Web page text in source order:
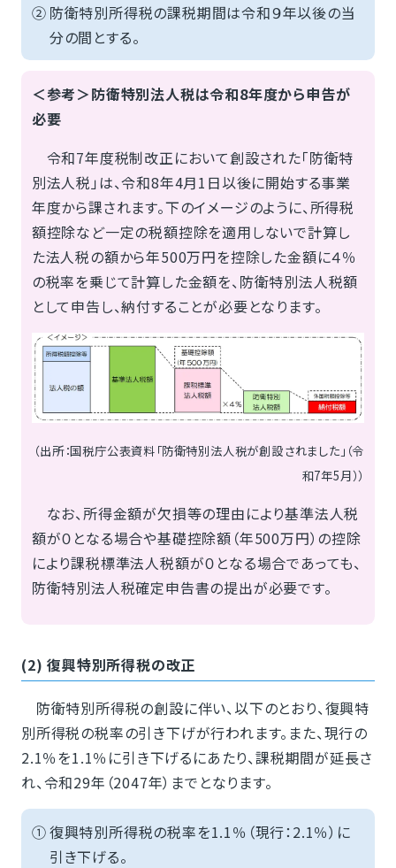
② 防衛特別所得税の課税期間は令和９年以後の当
分の間とする。
＜参考＞防衛特別法人税は令和8年度から申告が
必要
令和7年度税制改正において創設された「防衛特
別法人税」は、令和8年4月1日以後に開始する事業
年度から課されます。下のイメージのように、所得税
額控除など一定の税額控除を適用しないで計算し
た法人税の額から年500万円を控除した金額に４％
の税率を乗じて計算した金額を、防衛特別法人税額
として申告し、納付することが必要となります。
（出所：国税庁公表資料「防衛特別法人税が創設されました」（令
和7年5月））
なお、所得金額が欠損等の理由により基準法人税
額が０となる場合や基礎控除額（年500万円）の控除
により課税標準法人税額が０となる場合であっても、
防衛特別法人税確定申告書の提出が必要です。
(2) 復興特別所得税の改正
防衛特別所得税の創設に伴い、以下のとおり、復興特
別所得税の税率の引き下げが行われます。また、現行の
2.1％を1.1％に引き下げるにあたり、課税期間が延長さ
れ、令和29年（2047年）までとなります。
①復興特別所得税の税率を1.1％（現行：2.1％）に
引き下げる。